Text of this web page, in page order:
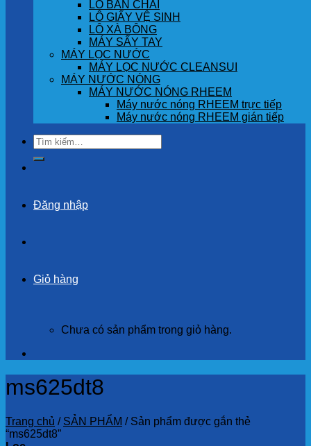
LÔ BÀN CHẢI
LÔ GIẤY VỆ SINH
LÔ XÀ BÔNG
MÁY SẤY TAY
MÁY LỌC NƯỚC
MÁY LỌC NƯỚC CLEANSUI
MÁY NƯỚC NÓNG
MÁY NƯỚC NÓNG RHEEM
Máy nước nóng RHEEM trực tiếp
Máy nước nóng RHEEM gián tiếp
Tìm
kiếm:
Đăng nhập
Giỏ hàng
Chưa có sản phẩm trong giỏ hàng.
ms625dt8
Trang chủ / SẢN PHẨM /Sản phẩm được gắn thẻ
“ms625dt8”